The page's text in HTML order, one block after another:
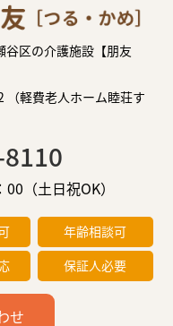
谷区の介護施設【朋友
（軽費老人ホーム睦荘す
（土日祝OK）
年齢相談可
保証人必要
せ